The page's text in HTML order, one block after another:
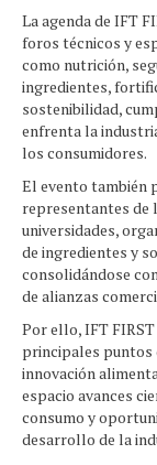
La agenda de IFT
foros técnicos y
como nutrición,
ingredientes,
sostenibilidad,
enfrenta la
los consumidores.
El evento también
representantes de
universidades,
de ingredientes y
consolidándose
de alianzas
Por ello, IFT
principales puntos
innovación
espacio avances
consumo y
desarrollo de la